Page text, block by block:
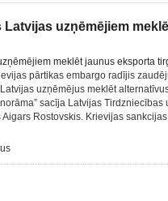
uzņēmējiem
pārtikas embargo radījis
uzņēmējus meklēt
sacīja Latvijas
Rostovskis. Krievijas